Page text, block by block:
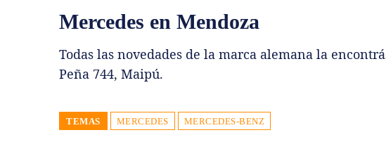
Mercedes en Mendoza
Todas las novedades de la marca alemana la
Peña 744, Maipú.
TEMAS MERCEDES MERCEDES-BENZ